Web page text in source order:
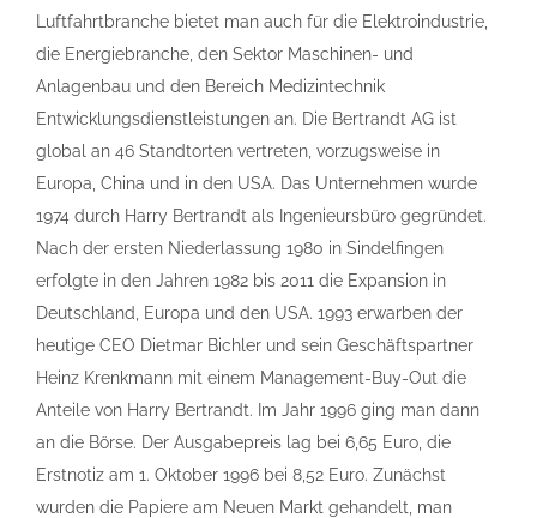
Luftfahrtbranche bietet man auch für die Elektroindustrie,
die Energiebranche, den Sektor Maschinen- und
Anlagenbau und den Bereich Medizintechnik
Entwicklungsdienstleistungen an. Die Bertrandt AG ist
global an 46 Standtorten vertreten, vorzugsweise in
Europa, China und in den USA. Das Unternehmen wurde
1974 durch Harry Bertrandt als Ingenieursbüro gegründet.
Nach der ersten Niederlassung 1980 in Sindelfingen
erfolgte in den Jahren 1982 bis 2011 die Expansion in
Deutschland, Europa und den USA. 1993 erwarben der
heutige CEO Dietmar Bichler und sein Geschäftspartner
Heinz Krenkmann mit einem Management-Buy-Out die
Anteile von Harry Bertrandt. Im Jahr 1996 ging man dann
an die Börse. Der Ausgabepreis lag bei 6,65 Euro, die
Erstnotiz am 1. Oktober 1996 bei 8,52 Euro. Zunächst
wurden die Papiere am Neuen Markt gehandelt, man